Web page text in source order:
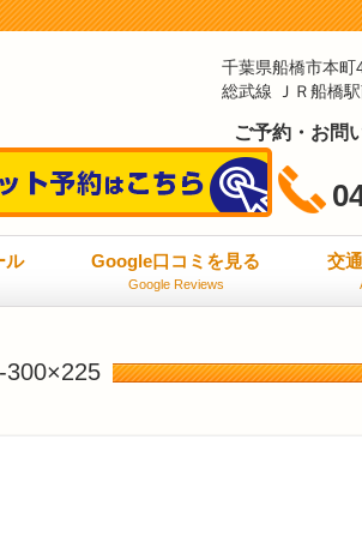
千葉県船橋市本
総武線 ＪＲ船橋
ご予約・お問
ル Google口コミを見る
Google Reviews
交
300×225